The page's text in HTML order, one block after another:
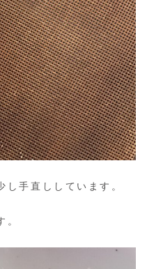
し手直ししています。
。